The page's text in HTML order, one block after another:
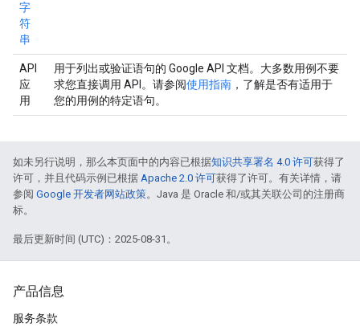
字
符
串
API
应
用
用于列出或验证语句的 Google API 文档。大多数用例不要
求您直接调用 API。请参阅使用指南 ，了解是否有适用于
您的用例的特定语句。
如未另行说明，那么本页面中的内容已根据知识共享署名 4.0 许可获得了
许可，并且代码示例已根据 Apache 2.0 许可获得了许可。有关详情，请
参阅 Google 开发者网站政策。Java 是 Oracle 和/或其关联公司的注册商
标。
最后更新时间 (UTC)：2025-08-31。
产品信息
服务条款